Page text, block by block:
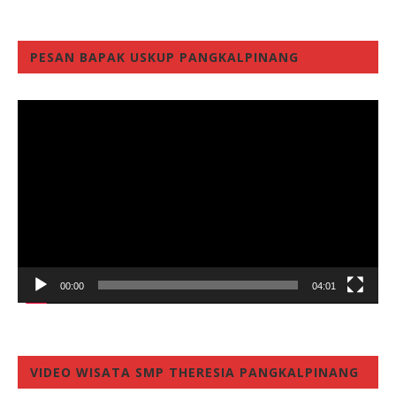
PESAN BAPAK USKUP PANGKALPINANG
00:00 04:01
VIDEO WISATA SMP THERESIA PANGKALPINANG